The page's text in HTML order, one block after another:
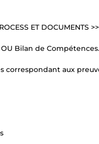
ET DOCUMENTS
Bilan de Compétences.
correspondant aux